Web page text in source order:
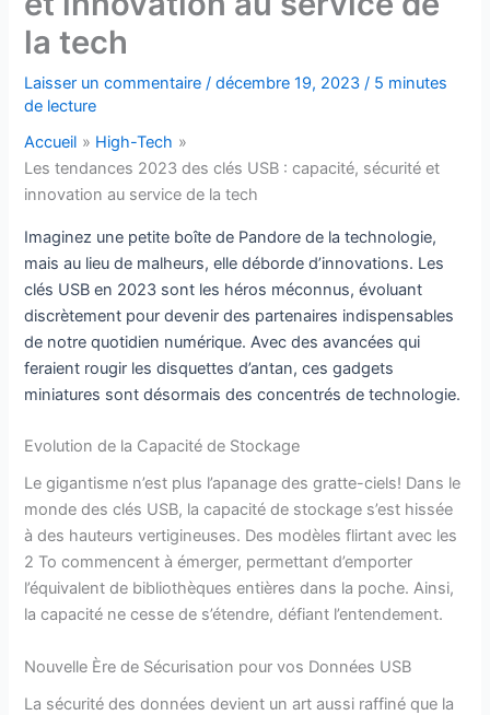
la tech
Laisser un commentaire /décembre 19, 2023/ 5 minutes
de lecture
Accueil
High-Tech
Les tendances 2023 des clés USB : capacité, sécurité et
innovation au service de la tech
Imaginez une petite boîte de Pandore de la technologie,
mais au lieu de malheurs, elle déborde d’innovations. Les
clés USB en 2023 sont les héros méconnus, évoluant
discrètement pour devenir des partenaires indispensables
de notre quotidien numérique. Avec des avancées qui
feraient rougir les disquettes d’antan, ces gadgets
miniatures sont désormais des concentrés de technologie.
Evolution de la Capacité de Stockage
Le gigantisme n’est plus l’apanage des gratte-ciels! Dans le
monde des clés USB, la capacité de stockage s’est hissée
à des hauteurs vertigineuses. Des modèles flirtant avec les
2 To commencent à émerger, permettant d’emporter
l’équivalent de bibliothèques entières dans la poche. Ainsi,
la capacité ne cesse de s’étendre, défiant l’entendement.
Nouvelle Ère de Sécurisation pour vos Données USB
La sécurité des données devient un art aussi raffiné que la